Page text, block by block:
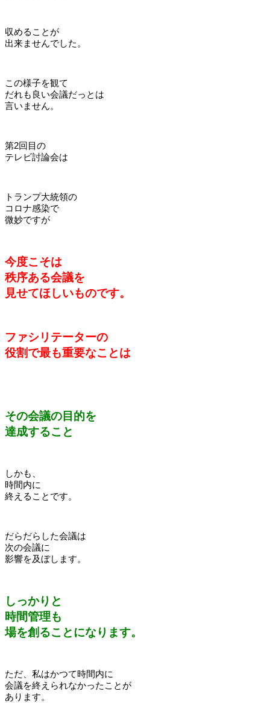
収めることが
出来ませんでした。
この様子を観て
だれも良い会議だっとは
言いません。
第2回目の
テレビ討論会は
トランプ大統領の
コロナ感染で
微妙ですが
今度こそは
秩序ある会議を
見せてほしいものです。
ファシリテーターの
役割で最も重要なことは
その会議の目的を
達成すること
しかも、
時間内に
終えることです。
だらだらした会議は
次の会議に
影響を及ぼします。
しっかりと
時間管理も
場を創ることになります。
ただ、私はかつて時間内に
会議を終えられなかったことが
あります。